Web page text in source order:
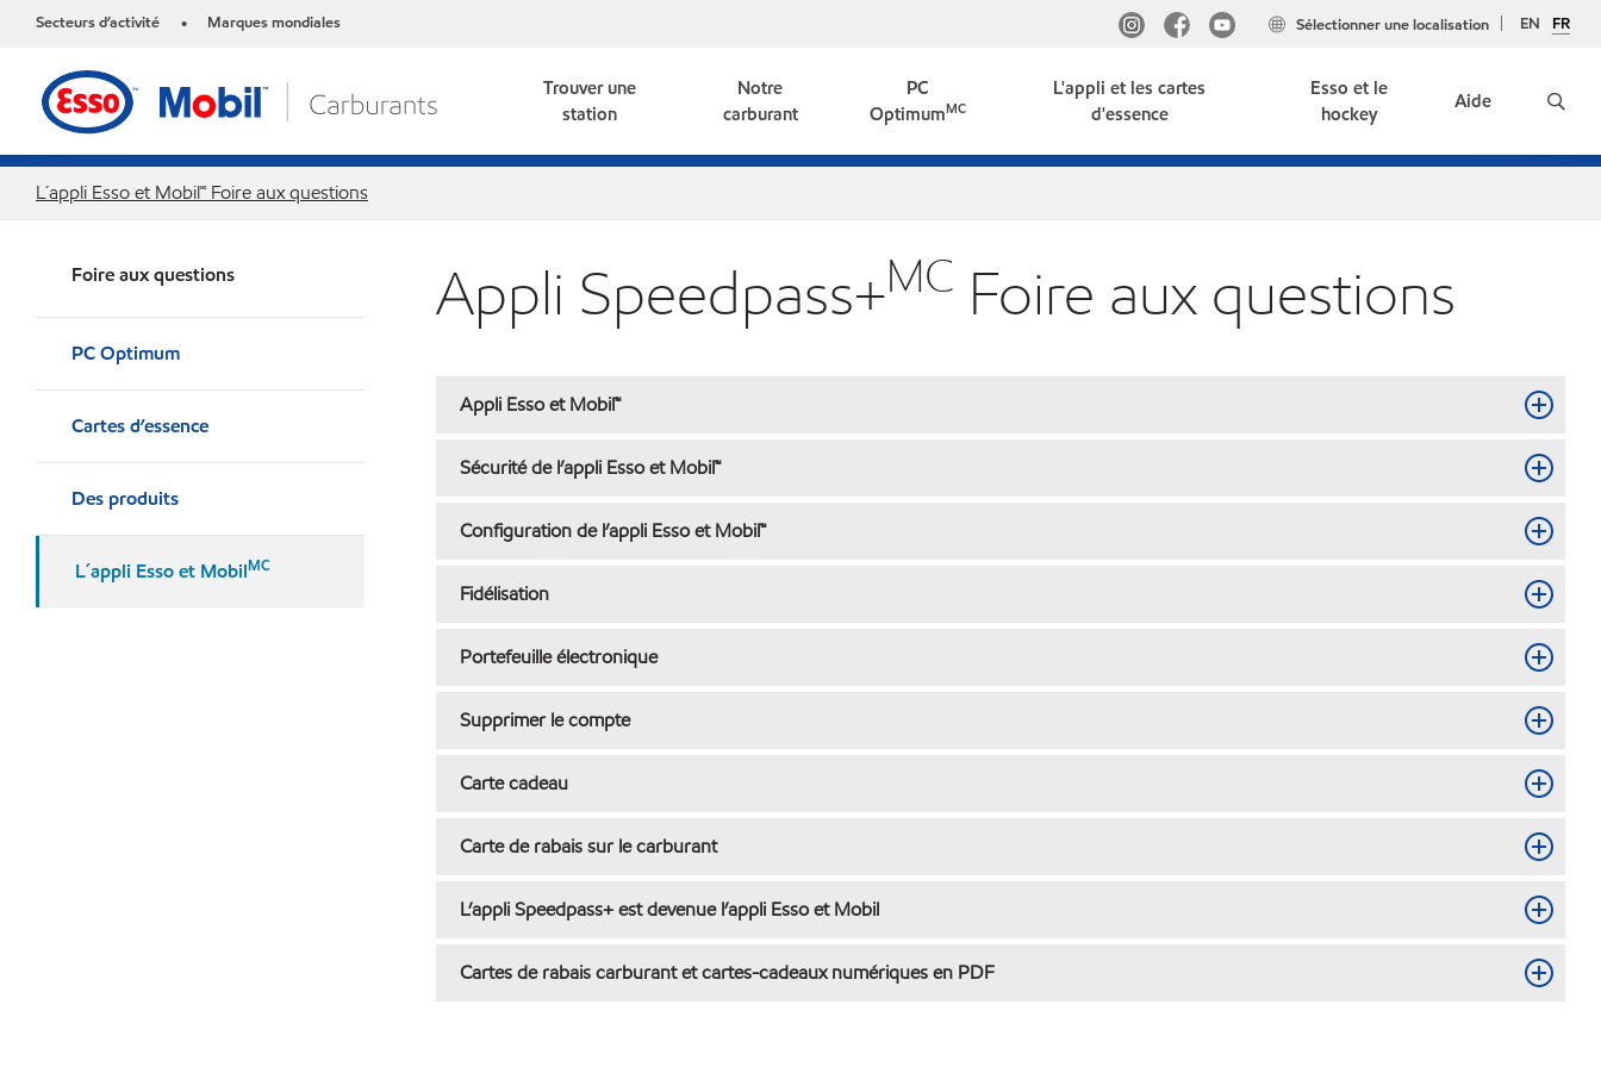
Secteurs d’activité • Marques mondiales EN FR
Sélectionner une localisation
Trouver une
station
Notre
carburant
PC
OptimumMC
L'appli et les cartes
d'essence
Esso et le
hockey
Aide
L´appli Esso et Mobil🅪 Foire aux questions
Foire aux questions
PC Optimum
Cartes d’essence
Des produits
L´appli Esso et MobilMC
Appli Speedpass+MC Foire aux questions
Appli Esso et Mobil™
Sécurité de l’appli Esso et Mobil™
Configuration de l’appli Esso et Mobil™
Fidélisation
Portefeuille électronique
Supprimer le compte
Carte cadeau
Carte de rabais sur le carburant
L’appli Speedpass+ est devenue l’appli Esso et Mobil
Cartes de rabais carburant et cartes-cadeaux numériques en PDF